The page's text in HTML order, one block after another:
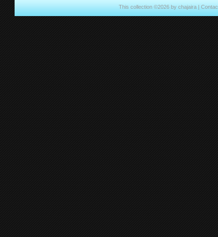
This collection ©2026 by chajaira |